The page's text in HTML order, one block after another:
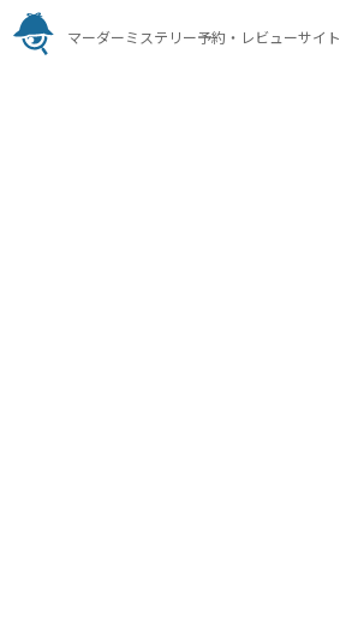
マーダーミステリー予約・レビューサイト